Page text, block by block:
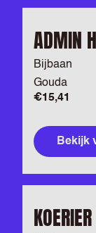
ADMIN
Bijbaan
Gouda
€15,41
Bekijk
KOERIER